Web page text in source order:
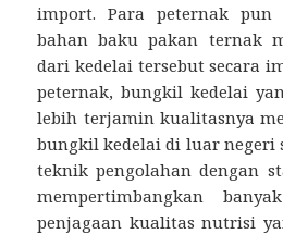
import. Para peternak pun
bahan baku pakan ternak
dari kedelai tersebut secara
peternak, bungkil kedelai
lebih terjamin kualitasnya
bungkil kedelai di luar negeri
teknik pengolahan dengan
mempertimbangkan
penjagaan kualitas nutrisi